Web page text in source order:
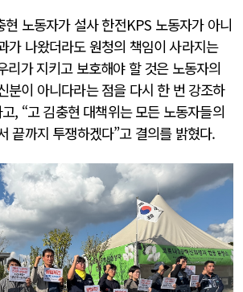
현 노동자가 설사 한전KPS 노동자가 아니
가 나왔더라도 원청의 책임이 사라지는
리가 지키고 보호해야 할 것은 노동자의
분이 아니다라는 점을 다시 한 번 강조하
, “고 김충현 대책위는 모든 노동자들의
끝까지 투쟁하겠다”고 결의를 밝혔다.